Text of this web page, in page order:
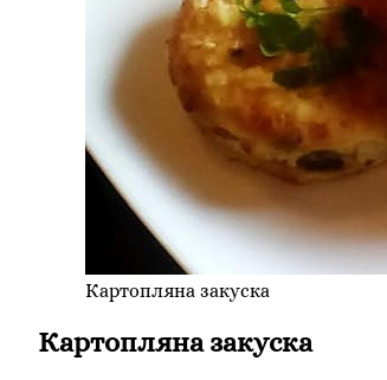
Картопляна закуска
Картопляна закуска